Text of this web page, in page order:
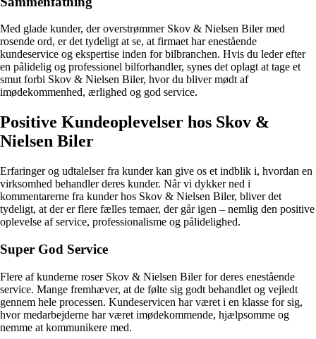
Med glade kunder, der overstrømmer Skov & Nielsen Biler med
rosende ord, er det tydeligt at se, at firmaet har enestående
kundeservice og ekspertise inden for bilbranchen. Hvis du leder efter
en pålidelig og professionel bilforhandler, synes det oplagt at tage et
smut forbi Skov & Nielsen Biler, hvor du bliver mødt af
imødekommenhed, ærlighed og god service.
Positive Kundeoplevelser hos Skov &
Nielsen Biler
Erfaringer og udtalelser fra kunder kan give os et indblik i, hvordan en
virksomhed behandler deres kunder. Når vi dykker ned i
kommentarerne fra kunder hos Skov & Nielsen Biler, bliver det
tydeligt, at der er flere fælles temaer, der går igen – nemlig den positive
oplevelse af service, professionalisme og pålidelighed.
Super God Service
Flere af kunderne roser Skov & Nielsen Biler for deres enestående
service. Mange fremhæver, at de følte sig godt behandlet og vejledt
gennem hele processen. Kundeservicen har været i en klasse for sig,
hvor medarbejderne har været imødekommende, hjælpsomme og
nemme at kommunikere med.